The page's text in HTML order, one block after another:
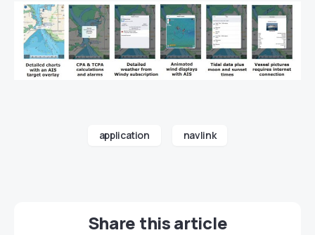
application navlink
Share this article